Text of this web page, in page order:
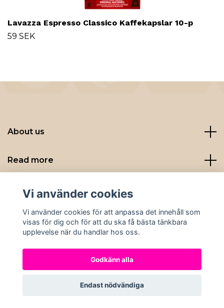
Lavazza Espresso Classico Kaffekapslar 10-p
59 SEK
About us
Read more
Sociala medier
© 2026 Nybryggt
Vi använder cookies
Vi använder cookies för att anpassa det innehåll som
visas för dig och för att du ska få bästa tänkbara
upplevelse när du handlar hos oss.
Godkänn alla
Endast nödvändiga